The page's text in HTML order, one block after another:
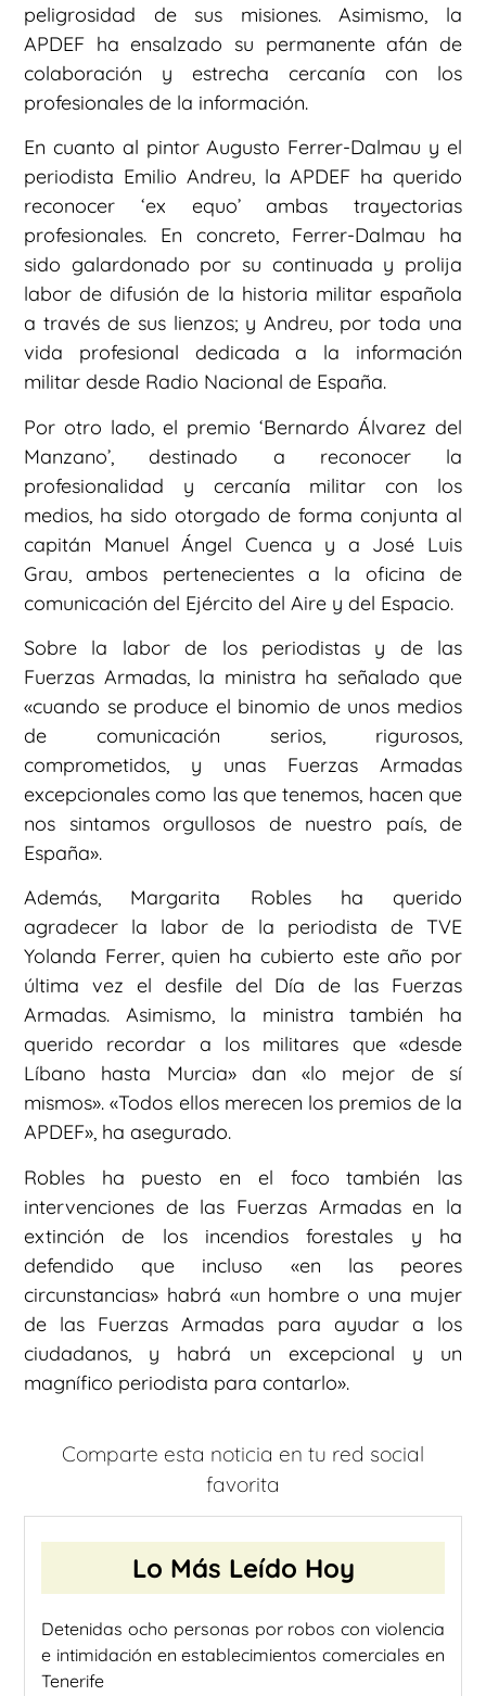
peligrosidad de sus misiones. Asimismo, la
APDEF ha ensalzado su permanente afán de
colaboración y estrecha cercanía con los
profesionales de la información.
En cuanto al pintor Augusto Ferrer-Dalmau y el
periodista Emilio Andreu, la APDEF ha querido
reconocer ‘ex equo’ ambas trayectorias
profesionales. En concreto, Ferrer-Dalmau ha
sido galardonado por su continuada y prolija
labor de difusión de la historia militar española
a través de sus lienzos; y Andreu, por toda una
vida profesional dedicada a la información
militar desde Radio Nacional de España.
Por otro lado, el premio ‘Bernardo Álvarez del
Manzano’, destinado a reconocer la
profesionalidad y cercanía militar con los
medios, ha sido otorgado de forma conjunta al
capitán Manuel Ángel Cuenca y a José Luis
Grau, ambos pertenecientes a la oficina de
comunicación del Ejército del Aire y del Espacio.
Sobre la labor de los periodistas y de las
Fuerzas Armadas, la ministra ha señalado que
«cuando se produce el binomio de unos medios
de comunicación serios, rigurosos,
comprometidos, y unas Fuerzas Armadas
excepcionales como las que tenemos, hacen que
nos sintamos orgullosos de nuestro país, de
España».
Además, Margarita Robles ha querido
agradecer la labor de la periodista de TVE
Yolanda Ferrer, quien ha cubierto este año por
última vez el desfile del Día de las Fuerzas
Armadas. Asimismo, la ministra también ha
querido recordar a los militares que «desde
Líbano hasta Murcia» dan «lo mejor de sí
mismos». «Todos ellos merecen los premios de la
APDEF», ha asegurado.
Robles ha puesto en el foco también las
intervenciones de las Fuerzas Armadas en la
extinción de los incendios forestales y ha
defendido que incluso «en las peores
circunstancias» habrá «un hombre o una mujer
de las Fuerzas Armadas para ayudar a los
ciudadanos, y habrá un excepcional y un
magnífico periodista para contarlo».
Comparte esta noticia en tu red social
favorita
Lo Más Leído Hoy
Detenidas ocho personas por robos con violencia
e intimidación en establecimientos comerciales en
Tenerife